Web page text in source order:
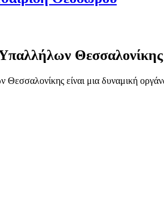
Θεσσαλονίκης
είναι μια δυναμική